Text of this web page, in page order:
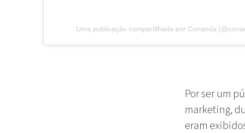
Uma publicação compartilhada por Conanda
Por ser um
marketing,
eram